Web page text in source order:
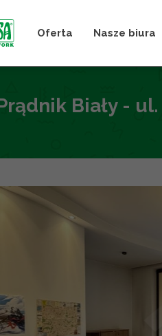
Oferta Nasze biura
Biały -